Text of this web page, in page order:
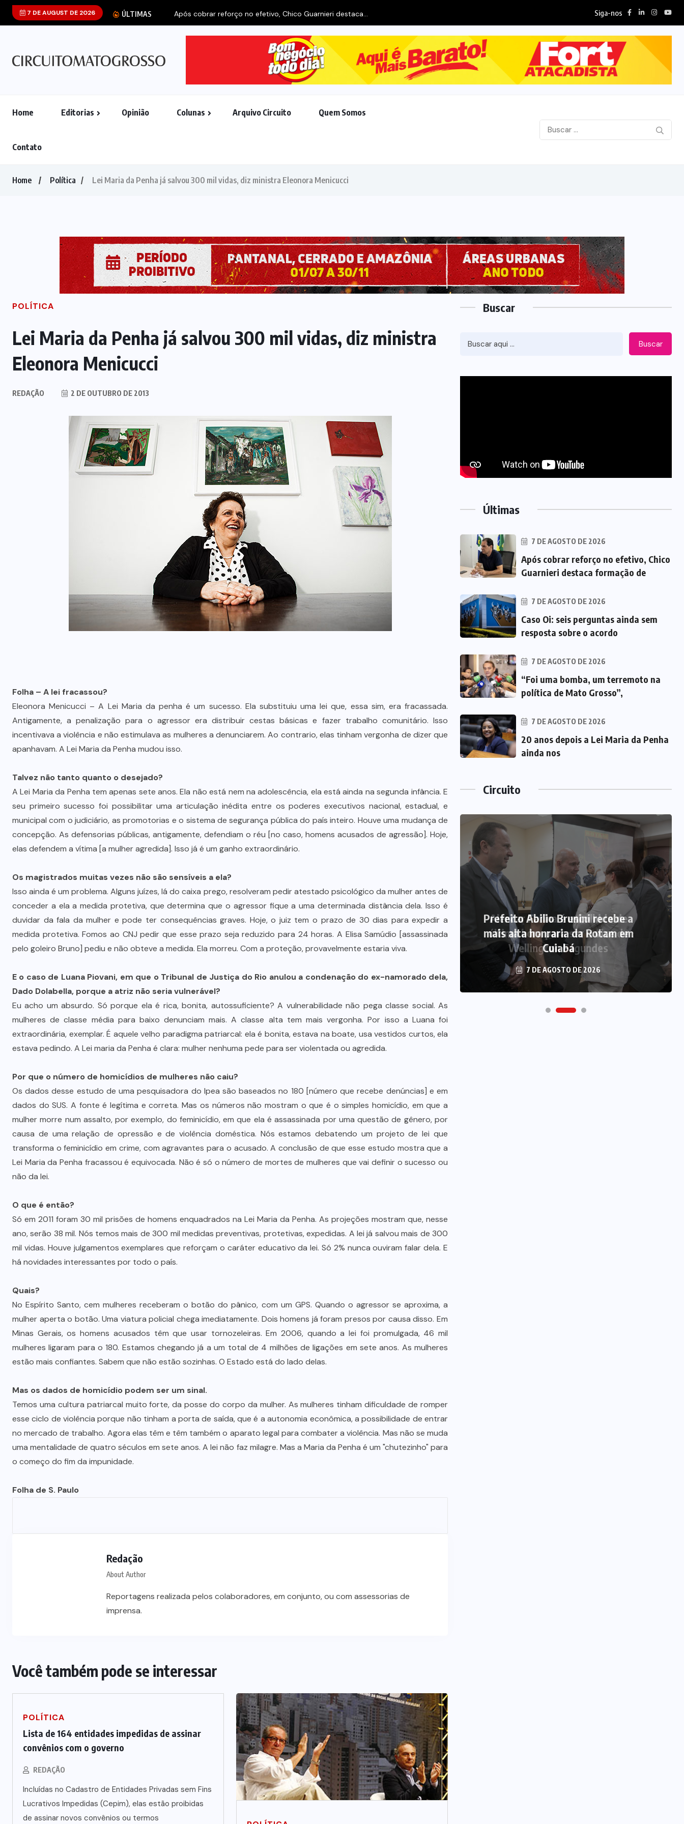
7 DE AUGUST DE 2026 ÚLTIMAS Siga-nos
Home Editorias Opinião Colunas Arquivo Circuito Quem Somos
Contato
Home Política Lei Maria da Penha já salvou 300 mil vidas, diz ministra Eleonora Menicucci
POLÍTICA
Lei Maria da Penha já salvou 300 mil vidas, diz ministra
Eleonora Menicucci
REDAÇÃO 2 DE OUTUBRO DE 2013
Folha – A lei fracassou?
Eleonora Menicucci – A Lei Maria da penha é um sucesso. Ela substituiu uma lei que, essa sim, era fracassada.
Antigamente, a penalização para o agressor era distribuir cestas básicas e fazer trabalho comunitário. Isso
incentivava a violência e não estimulava as mulheres a denunciarem. Ao contrario, elas tinham vergonha de dizer que
apanhavam. A Lei Maria da Penha mudou isso.
Talvez não tanto quanto o desejado?
A Lei Maria da Penha tem apenas sete anos. Ela não está nem na adolescência, ela está ainda na segunda infância. E
seu primeiro sucesso foi possibilitar uma articulação inédita entre os poderes executivos nacional, estadual, e
municipal com o judiciário, as promotorias e o sistema de segurança pública do país inteiro. Houve uma mudança de
concepção. As defensorias públicas, antigamente, defendiam o réu [no caso, homens acusados de agressão]. Hoje,
elas defendem a vítima [a mulher agredida]. Isso já é um ganho extraordinário.
Os magistrados muitas vezes não são sensíveis a ela?
Isso ainda é um problema. Alguns juízes, lá do caixa prego, resolveram pedir atestado psicológico da mulher antes de
conceder a ela a medida protetiva, que determina que o agressor fique a uma determinada distância dela. Isso é
duvidar da fala da mulher e pode ter consequências graves. Hoje, o juiz tem o prazo de 30 dias para expedir a
medida protetiva. Fomos ao CNJ pedir que esse prazo seja reduzido para 24 horas. A Elisa Samúdio [assassinada
pelo goleiro Bruno] pediu e não obteve a medida. Ela morreu. Com a proteção, provavelmente estaria viva.
E o caso de Luana Piovani, em que o Tribunal de Justiça do Rio anulou a condenação do ex-namorado dela,
Dado Dolabella, porque a atriz não seria vulnerável?
Eu acho um absurdo. Só porque ela é rica, bonita, autossuficiente? A vulnerabilidade não pega classe social. As
mulheres de classe média para baixo denunciam mais. A classe alta tem mais vergonha. Por isso a Luana foi
extraordinária, exemplar. É aquele velho paradigma patriarcal: ela é bonita, estava na boate, usa vestidos curtos, ela
estava pedindo. A Lei maria da Penha é clara: mulher nenhuma pede para ser violentada ou agredida.
Por que o número de homicídios de mulheres não caiu?
Os dados desse estudo de uma pesquisadora do Ipea são baseados no 180 [número que recebe denúncias] e em
dados do SUS. A fonte é legítima e correta. Mas os números não mostram o que é o simples homicídio, em que a
mulher morre num assalto, por exemplo, do feminicídio, em que ela é assassinada por uma questão de gênero, por
causa de uma relação de opressão e de violência doméstica. Nós estamos debatendo um projeto de lei que
transforma o feminicídio em crime, com agravantes para o acusado. A conclusão de que esse estudo mostra que a
Lei Maria da Penha fracassou é equivocada. Não é só o número de mortes de mulheres que vai definir o sucesso ou
não da lei.
O que é então?
Só em 2011 foram 30 mil prisões de homens enquadrados na Lei Maria da Penha. As projeções mostram que, nesse
ano, serão 38 mil. Nós temos mais de 300 mil medidas preventivas, protetivas, expedidas. A lei já salvou mais de 300
mil vidas. Houve julgamentos exemplares que reforçam o caráter educativo da lei. Só 2% nunca ouviram falar dela. E
há novidades interessantes por todo o país.
Quais?
No Espírito Santo, cem mulheres receberam o botão do pânico, com um GPS. Quando o agressor se aproxima, a
mulher aperta o botão. Uma viatura policial chega imediatamente. Dois homens já foram presos por causa disso. Em
Minas Gerais, os homens acusados têm que usar tornozeleiras. Em 2006, quando a lei foi promulgada, 46 mil
mulheres ligaram para o 180. Estamos chegando já a um total de 4 milhões de ligações em sete anos. As mulheres
estão mais confiantes. Sabem que não estão sozinhas. O Estado está do lado delas.
Mas os dados de homicídio podem ser um sinal.
Temos uma cultura patriarcal muito forte, da posse do corpo da mulher. As mulheres tinham dificuldade de romper
esse ciclo de violência porque não tinham a porta de saída, que é a autonomia econômica, a possibilidade de entrar
no mercado de trabalho. Agora elas têm e têm também o aparato legal para combater a violência. Mas não se muda
uma mentalidade de quatro séculos em sete anos. A lei não faz milagre. Mas a Maria da Penha é um "chutezinho" para
o começo do fim da impunidade.
Folha de S. Paulo
Redação
About Author
Reportagens realizada pelos colaboradores, em conjunto, ou com assessorias de
imprensa.
Você também pode se interessar
POLÍTICA
Lista de 164 entidades impedidas de assinar
convênios com o governo
REDAÇÃO
Incluídas no Cadastro de Entidades Privadas sem Fins
Lucrativos Impedidas (Cepim), elas estão proibidas
de assinar novos convênios ou termos
Buscar
Buscar
Últimas
7 DE AGOSTO DE 2026
Após cobrar reforço no efetivo, Chico
Guarnieri destaca formação de
7 DE AGOSTO DE 2026
Caso Oi: seis perguntas ainda sem
resposta sobre o acordo
7 DE AGOSTO DE 2026
“Foi uma bomba, um terremoto na
política de Mato Grosso”,
7 DE AGOSTO DE 2026
20 anos depois a Lei Maria da Penha
ainda nos
Circuito
Advogada é condenada por usar
jurisprudência falsa gerada por IA
em ação trabalhista
Alencar Farina é escolhido de
última hora para ser o vice de
Wellington Fagundes
Prefeito Abilio Brunini recebe a
mais alta honraria da Rotam em
Cuiabá
7 DE AGOSTO DE 2026